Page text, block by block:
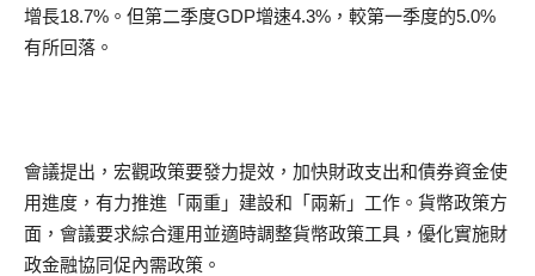
增長18.7%。但第二季度GDP增速4.3%，較第一季度的5.0%
有所回落。
會議提出，宏觀政策要發力提效，加快財政支出和債券資金使
用進度，有力推進「兩重」建設和「兩新」工作。貨幣政策方
面，會議要求綜合運用並適時調整貨幣政策工具，優化實施財
政金融協同促內需政策。